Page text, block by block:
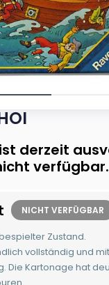
derzeit
verfügbar.
NICHT VERFÜGBAR
Zustand.
vollständig und mit
Die Kartonage hat